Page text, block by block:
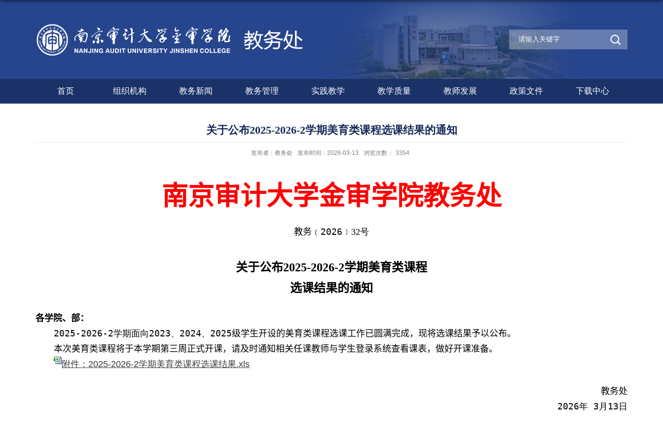
首页 组织机构 教务新闻 教务管理 实践教学 教学质量 教师发展 政策文件 下载中心
关于公布2025-2026-2学期美育类课程选课结果的通知
发布者：教务处 发布时间：2026-03-13 浏览次数： 3354
南京审计大学金审学院教务处
教务 ﹝ 2026 ﹞ 32号
关于公布2025-2026-2学期美育类课程
选课结果的通知
各学院、 部：
2025-2026-2学期面向2023、 2024、 2025级学生开设的美育类课程选课工作已圆满完成，现将选课结果予以公布。
本次美育类课程将于本学期第三周正式开课，请及时通知相关任课教师与学生登录系统查看课表，做好开课准备。
附件：2025-2026-2学期美育类课程选课结果.xls
教务处
2026年 3 月 13日